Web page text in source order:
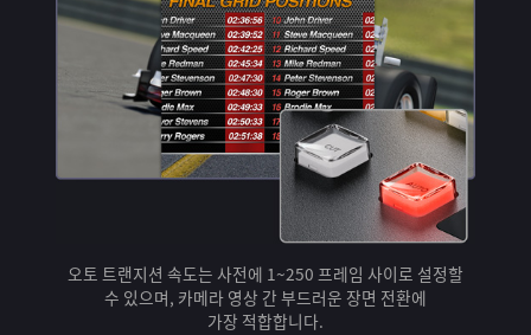
오토 트랜지션 속도는 사전에 1~250 프레임 사이로 설정할
수 있으며, 카메라 영상 간 부드러운 장면 전환에
가장 적합합니다.